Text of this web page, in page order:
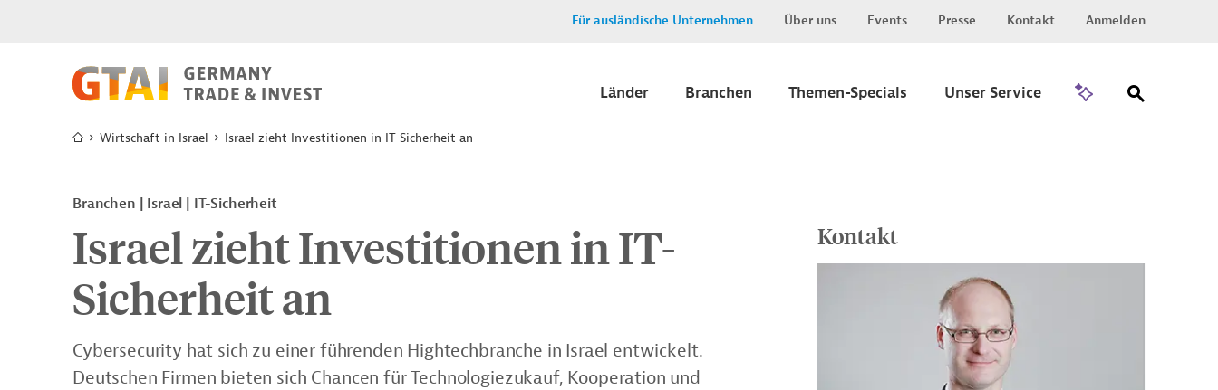
Für ausländische Unternehmen Über uns Events Presse Kontakt Anmelden
Länder Branchen Themen-Specials Unser Service
Wirtschaft in Israel Israel zieht Investitionen in IT-Sicherheit an
Branchen | Israel | IT-Sicherheit
Israel zieht Investitionen in IT-
Sicherheit an
Cybersecurity hat sich zu einer führenden Hightechbranche in Israel entwickelt.
Deutschen Firmen bieten sich Chancen für Technologiezukauf, Kooperation und
Kontakt